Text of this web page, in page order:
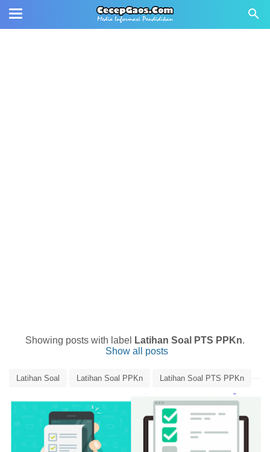
Showing posts with label Latihan Soal PTS PPKn.
Show all posts
Latihan Soal Latihan Soal PPKn Latihan Soal PTS PPKn
Latihan Soal PTS PPKn Kelas 9 Semester 1
Media Pembelajaran